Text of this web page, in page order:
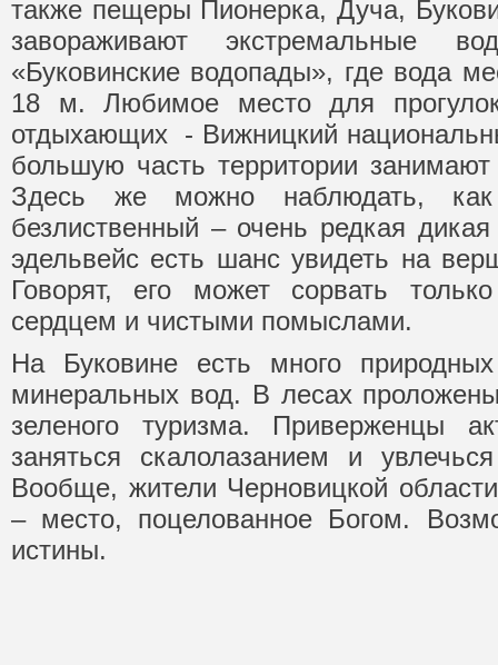
также пещеры Пионерка, Дуча,
завораживают экстремальные
«Буковинские водопады», где вода
18 м. Любимое место для
отдыхающих - Вижницкий
большую часть территории
Здесь же можно наблюдать, как
безлиственный – очень редкая
эдельвейс есть шанс увидеть на
Говорят, его может сорвать
сердцем и чистыми помыслами.
На Буковине есть много
минеральных вод. В лесах
зеленого туризма. Приверженцы
заняться скалолазанием и
Вообще, жители Черновицкой
– место, поцелованное Богом.
истины.